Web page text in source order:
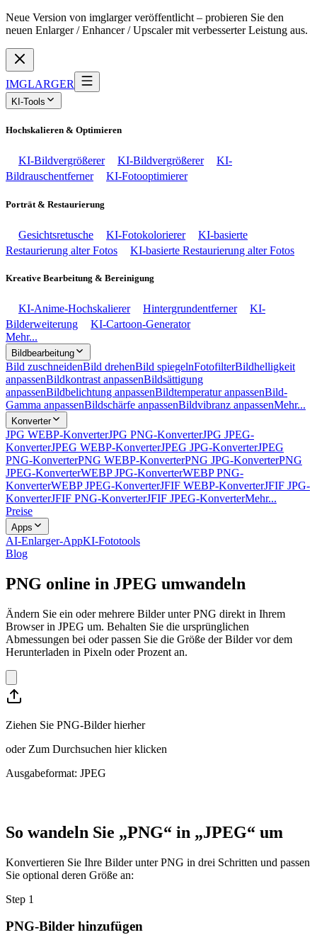
Neue Version von imglarger veröffentlicht – probieren Sie den
neuen Enlarger / Enhancer / Upscaler mit verbesserter Leistung aus.
IMGLARGER
KI-Tools
Hochskalieren & Optimieren
KI-Bildvergrößerer KI-Bildvergrößerer
KI-
Bildrauschentferner
KI-Fotooptimierer
Porträt & Restaurierung
Gesichtsretusche KI-Fotokolorierer
KI-basierte
Restaurierung alter Fotos
KI-basierte Restaurierung alter Fotos
Kreative Bearbeitung & Bereinigung
KI-Anime-Hochskalierer Hintergrundentferner
KI-
Bilderweiterung
KI-Cartoon-Generator
Mehr...
Bildbearbeitung
Bild zuschneidenBild drehenBild spiegelnFotofilterBildhelligkeit
anpassenBildkontrast anpassenBildsättigung
anpassenBildbelichtung anpassenBildtemperatur anpassenBild-
Gamma anpassenBildschärfe anpassenBildvibranz anpassenMehr...
Konverter
JPG WEBP-KonverterJPG PNG-KonverterJPG JPEG-
KonverterJPEG WEBP-KonverterJPEG JPG-KonverterJPEG
PNG-KonverterPNG WEBP-KonverterPNG JPG-KonverterPNG
JPEG-KonverterWEBP JPG-KonverterWEBP PNG-
KonverterWEBP JPEG-KonverterJFIF WEBP-KonverterJFIF JPG-
KonverterJFIF PNG-KonverterJFIF JPEG-KonverterMehr...
Preise
Apps
AI-Enlarger-AppKI-Fototools
Blog
PNG online in JPEG umwandeln
Ändern Sie ein oder mehrere Bilder unter PNG direkt in Ihrem
Browser in JPEG um. Behalten Sie die ursprünglichen
Abmessungen bei oder passen Sie die Größe der Bilder vor dem
Herunterladen in Pixeln oder Prozent an.
Ziehen Sie PNG-Bilder hierher
oder Zum Durchsuchen hier klicken
Ausgabeformat: JPEG
So wandeln Sie „PNG“ in „JPEG“ um
Konvertieren Sie Ihre Bilder unter PNG in drei Schritten und passen
Sie optional deren Größe an:
Step 1
PNG-Bilder hinzufügen